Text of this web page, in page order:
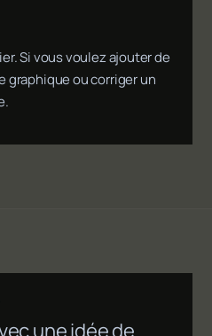
Si vous voulez ajouter de
graphique ou corriger un